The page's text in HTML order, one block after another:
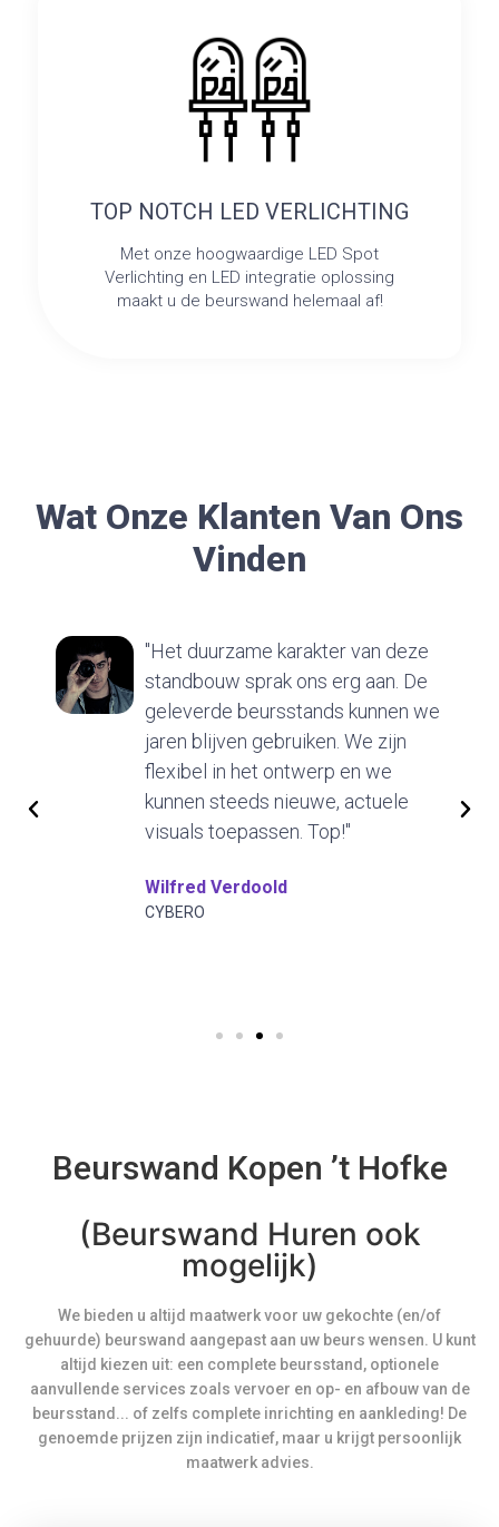
TOP NOTCH LED VERLICHTING
Met onze hoogwaardige LED Spot
Verlichting en LED integratie oplossing
maakt u de beurswand helemaal af!
Wat Onze Klanten Van Ons
Vinden
"Het duurzame karakter van deze
standbouw sprak ons erg aan. De
geleverde beursstands kunnen we
jaren blijven gebruiken. We zijn
flexibel in het ontwerp en we
kunnen steeds nieuwe, actuele
visuals toepassen. Top!"
Wilfred Verdoold
CYBERO
Beurswand Kopen ’t Hofke
(Beurswand Huren ook
mogelijk)
We bieden u altijd maatwerk voor uw gekochte (en/of
gehuurde) beurswand aangepast aan uw beurs wensen. U kunt
altijd kiezen uit: een complete beursstand, optionele
aanvullende services zoals vervoer en op- en afbouw van de
beursstand... of zelfs complete inrichting en aankleding! De
genoemde prijzen zijn indicatief, maar u krijgt persoonlijk
maatwerk advies.